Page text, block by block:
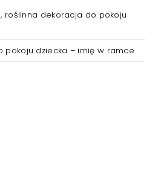
roślinna dekoracja do pokoju
pokoju dziecka – imię w ramce